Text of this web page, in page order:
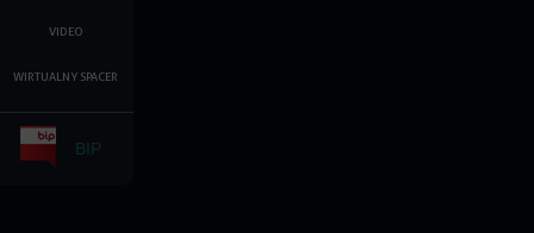
VIDEO
WIRTUALNY SPACER
BIP